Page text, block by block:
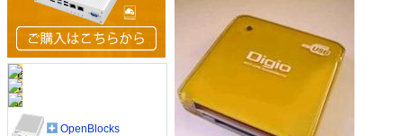
OpenBlocks